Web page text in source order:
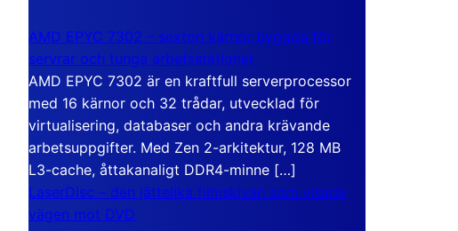
AMD EPYC 7302 – sexton kärnor byggda för
servrar och tunga arbetsstationer
AMD EPYC 7302 är en kraftfull serverprocessor
med 16 kärnor och 32 trådar, utvecklad för
virtualisering, databaser och andra krävande
arbetsuppgifter. Med Zen 2-arkitektur, 128 MB
L3-cache, åttakanaligt DDR4-minne […]
LaserDisc – den jättelika filmskivan som visade
vägen mot DVD